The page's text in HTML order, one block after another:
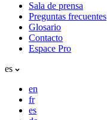
Sala de prensa
Preguntas frecuentes
Glosario
Contacto
Espace Pro
es
en
fr
es